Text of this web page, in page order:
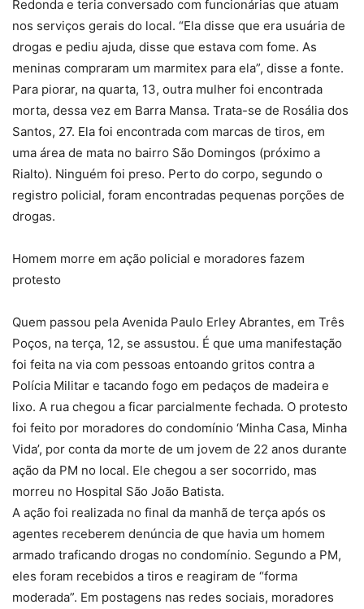
Redonda e teria conversado com funcionárias que atuam
nos serviços gerais do local. “Ela disse que era usuária de
drogas e pediu ajuda, disse que estava com fome. As
meninas compraram um marmitex para ela”, disse a fonte.
Para piorar, na quarta, 13, outra mulher foi encontrada
morta, dessa vez em Barra Mansa. Trata-se de Rosália dos
Santos, 27. Ela foi encontrada com marcas de tiros, em
uma área de mata no bairro São Domingos (próximo a
Rialto). Ninguém foi preso. Perto do corpo, segundo o
registro policial, foram encontradas pequenas porções de
drogas.
Homem morre em ação policial e moradores fazem
protesto
Quem passou pela Avenida Paulo Erley Abrantes, em Três
Poços, na terça, 12, se assustou. É que uma manifestação
foi feita na via com pessoas entoando gritos contra a
Polícia Militar e tacando fogo em pedaços de madeira e
lixo. A rua chegou a ficar parcialmente fechada. O protesto
foi feito por moradores do condomínio ‘Minha Casa, Minha
Vida’, por conta da morte de um jovem de 22 anos durante
ação da PM no local. Ele chegou a ser socorrido, mas
morreu no Hospital São João Batista.
A ação foi realizada no final da manhã de terça após os
agentes receberem denúncia de que havia um homem
armado traficando drogas no condomínio. Segundo a PM,
eles foram recebidos a tiros e reagiram de “forma
moderada”. Em postagens nas redes sociais, moradores